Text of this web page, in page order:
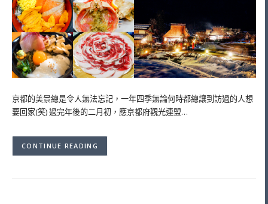
京都的美景總是令人無法忘記，一年四季無論何時都總讓到訪過的人想
要回家(笑) 過完年後的二月初，應京都府觀光連盟…
CONTINUE READING